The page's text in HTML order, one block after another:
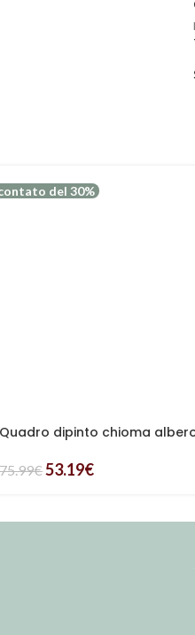
del 30%
Quadro dipinto chioma
75.99€53.19€